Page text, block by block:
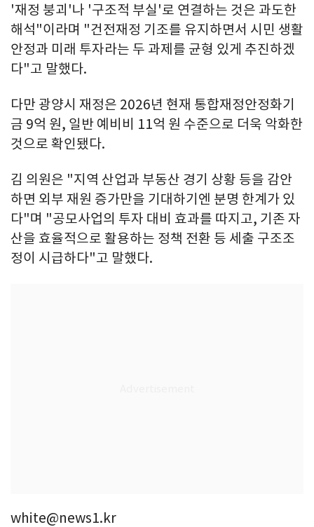
'재정 붕괴'나 '구조적 부실'로 연결하는 것은 과도한
해석"이라며 "건전재정 기조를 유지하면서 시민 생활
안정과 미래 투자라는 두 과제를 균형 있게 추진하겠
다"고 말했다.
다만 광양시 재정은 2026년 현재 통합재정안정화기
금 9억 원, 일반 예비비 11억 원 수준으로 더욱 악화한
것으로 확인됐다.
김 의원은 "지역 산업과 부동산 경기 상황 등을 감안
하면 외부 재원 증가만을 기대하기엔 분명 한계가 있
다"며 "공모사업의 투자 대비 효과를 따지고, 기존 자
산을 효율적으로 활용하는 정책 전환 등 세출 구조조
정이 시급하다"고 말했다.
white@news1.kr